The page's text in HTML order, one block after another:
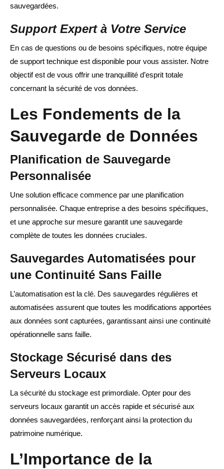
sauvegardées.
Support Expert à Votre Service
En cas de questions ou de besoins spécifiques, notre équipe
de support technique est disponible pour vous assister. Notre
objectif est de vous offrir une tranquillité d’esprit totale
concernant la sécurité de vos données.
Les Fondements de la
Sauvegarde de Données
Planification de Sauvegarde
Personnalisée
Une solution efficace commence par une planification
personnalisée. Chaque entreprise a des besoins spécifiques,
et une approche sur mesure garantit une sauvegarde
complète de toutes les données cruciales.
Sauvegardes Automatisées pour
une Continuité Sans Faille
L’automatisation est la clé. Des sauvegardes régulières et
automatisées assurent que toutes les modifications apportées
aux données sont capturées, garantissant ainsi une continuité
opérationnelle sans faille.
Stockage Sécurisé dans des
Serveurs Locaux
La sécurité du stockage est primordiale. Opter pour des
serveurs locaux garantit un accès rapide et sécurisé aux
données sauvegardées, renforçant ainsi la protection du
patrimoine numérique.
L’Importance de la